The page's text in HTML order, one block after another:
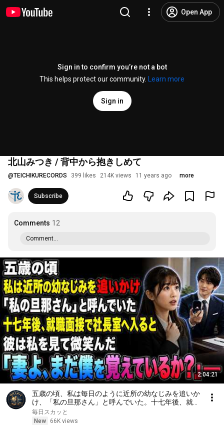
Open App
Sign in to confirm you’re not a bot
This helps protect our community.
Learn more
Sign in
北山みつき / 背中から抱きしめて
@TEICHIKURECORDS 399 likes 214K views 11 years ago more
Subscribe
Comments 12
Comment...
2:04:21
五歳の頃、私は毎日のように近所の幼なじみを追いか
け、「私の旦那さん」と呼んでいた。十七年後、就職
面接で社長室へ入ると、彼は私を見て微笑んだ。「妻
よ、まだ僕を覚えているか？」――
毎日スカッと
New
66K views